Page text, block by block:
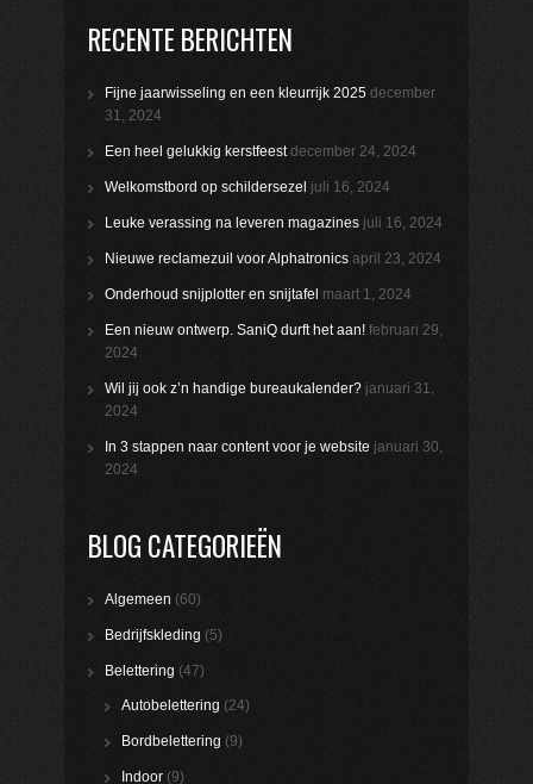
RECENTE BERICHTEN
Fijne jaarwisseling en een kleurrijk 2025 december
31, 2024
Een heel gelukkig kerstfeest december 24, 2024
Welkomstbord op schildersezel juli 16, 2024
Leuke verassing na leveren magazines juli 16, 2024
Nieuwe reclamezuil voor Alphatronics april 23, 2024
Onderhoud snijplotter en snijtafel maart 1, 2024
Een nieuw ontwerp. SaniQ durft het aan! februari 29,
2024
Wil jij ook z’n handige bureaukalender? januari 31,
2024
In 3 stappen naar content voor je website januari 30,
2024
BLOG CATEGORIEËN
Algemeen (60)
Bedrijfskleding (5)
Belettering (47)
Autobelettering (24)
Bordbelettering (9)
Indoor (9)